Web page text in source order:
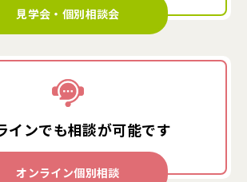
見学会・個別相談会
インでも相談が可能です
オンライン個別相談